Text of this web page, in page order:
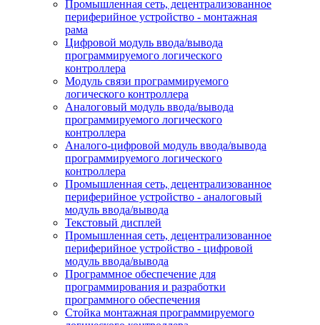
Промышленная сеть, децентрализованное
периферийное устройство - монтажная
рама
Цифровой модуль ввода/вывода
программируемого логического
контроллера
Модуль связи программируемого
логического контроллера
Аналоговый модуль ввода/вывода
программируемого логического
контроллера
Аналого-цифровой модуль ввода/вывода
программируемого логического
контроллера
Промышленная сеть, децентрализованное
периферийное устройство - аналоговый
модуль ввода/вывода
Текстовый дисплей
Промышленная сеть, децентрализованное
периферийное устройство - цифровой
модуль ввода/вывода
Программное обеспечение для
программирования и разработки
программного обеспечения
Стойка монтажная программируемого